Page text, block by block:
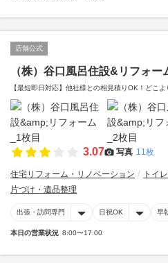
店舗公式
（株）谷口風呂住設&リフォー
【最短即日対応】他社様との相見積りOK！どこ
3.07 写真 11枚
住宅リフォーム・リノベーション
トイ
片づけ・遺品整理
出張・訪問専門 日祝OK 早
本日の営業状況 8:00〜17:00